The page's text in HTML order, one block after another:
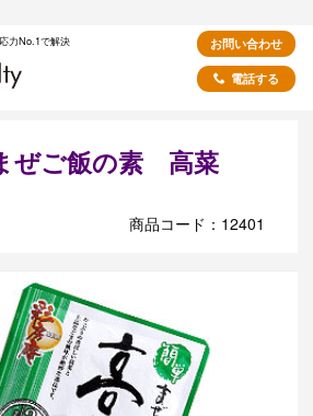
力No.1で解決
お問い合わせ
電話する
ぜご飯の素 高菜
商品コード：12401